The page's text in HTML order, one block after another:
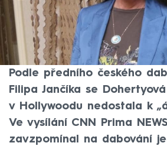
Herečka Shannen
zůstane v paměti fanoušků
legendárního seriálu
Podle předního českého
Filipa Jančíka se
v Hollywoodu nedostala k
Ve vysílání CNN Prima
zavzpomínal na dabování